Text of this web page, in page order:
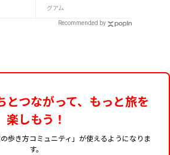
まで
グアム
Recommended by
とつながって、もっと旅を
楽しもう！
歩き方コミュニティ」が使えるようになりま
す。